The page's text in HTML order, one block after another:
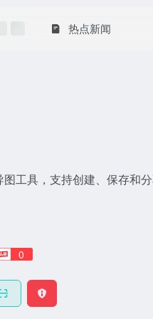
热点新闻
工具，支持创建、保存和
0